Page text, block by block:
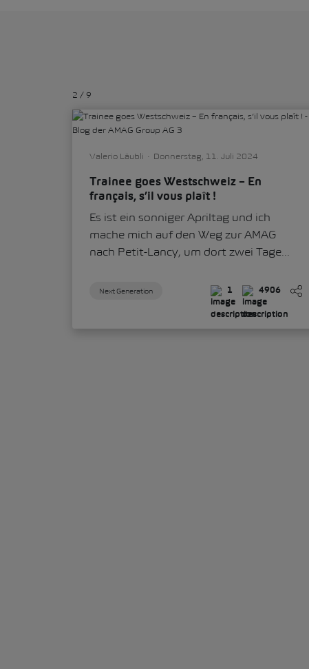
2 / 9
Valerio Läubli Donnerstag, 11. Juli 2024
Trainee goes Westschweiz – En
français, s’il vous plaît !
Es ist ein sonniger Apriltag und ich
mache mich auf den Weg zur AMAG
nach Petit-Lancy, um dort zwei Tage...
Next Generation 1 4906